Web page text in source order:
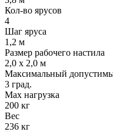
Кол-во ярусов
4
Шаг яруса
1,2 м
Размер рабочего настила
2,0 х 2,0 м
Максимальный
3 град.
Max нагрузка
200 кг
Вес
236 кг